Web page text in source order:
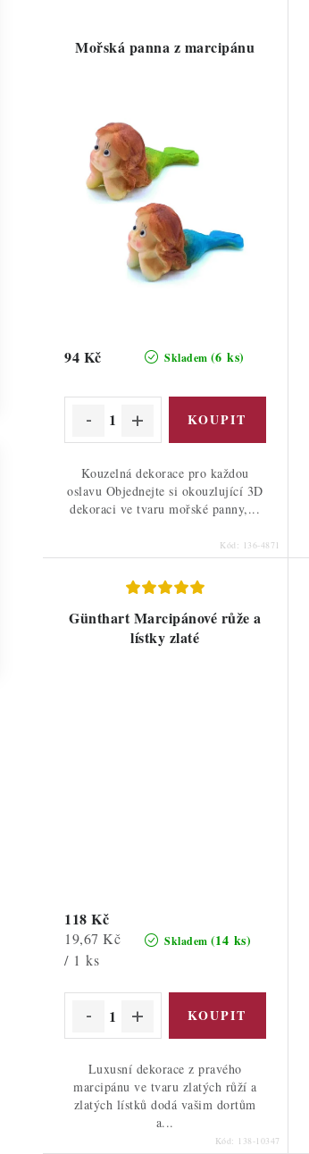
e
p
r
o
d
u
t
ů
Mořská panna z marcipánu
Skladem (6 ks)
94 Kč
Kouzelná dekorace pro každou
oslavu Objednejte si okouzlující 3D
dekoraci ve tvaru mořské panny,...
Kód: 136-4871
Günthart Marcipánové růže a
lístky zlaté
Skladem (14 ks)
118 Kč
Měrná
cena:
19,67 Kč
/ 1 ks
Luxusní dekorace z pravého
marcipánu ve tvaru zlatých růží a
zlatých lístků dodá vašim dortům
a...
Kód: 138-10347